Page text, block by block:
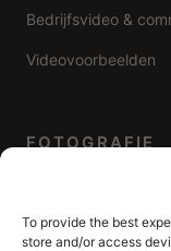
To provide the best
store and/or access
Bedrijfsvideo &
Videovoorbeelden
FOTOGRAFIE
Prijzen & pakketten